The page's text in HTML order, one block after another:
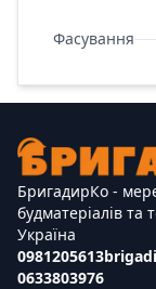
Фасування
БригадирКо -
будматеріалів та
Україна
0981205613
0633803976